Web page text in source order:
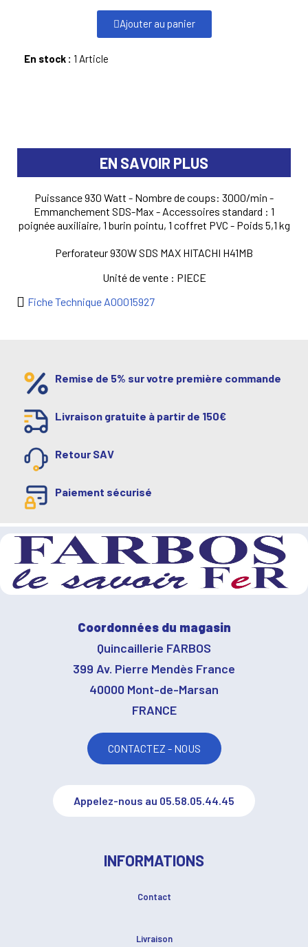
Ajouter au panier
En stock : 1 Article
EN SAVOIR PLUS
Puissance 930 Watt - Nombre de coups: 3000/min -
Emmanchement SDS-Max - Accessoires standard : 1
poignée auxiliaire, 1 burin pointu, 1 coffret PVC - Poids 5,1 kg
Perforateur 930W SDS MAX HITACHI H41MB
Unité de vente : PIECE
Fiche Technique A00015927
Remise de 5% sur votre première commande
Livraison gratuite à partir de 150€
Retour SAV
Paiement sécurisé
Coordonnées du magasin
Quincaillerie FARBOS
399 Av. Pierre Mendès France
40000 Mont-de-Marsan
FRANCE
CONTACTEZ - NOUS
Appelez-nous au 05.58.05.44.45
INFORMATIONS
Contact
Livraison